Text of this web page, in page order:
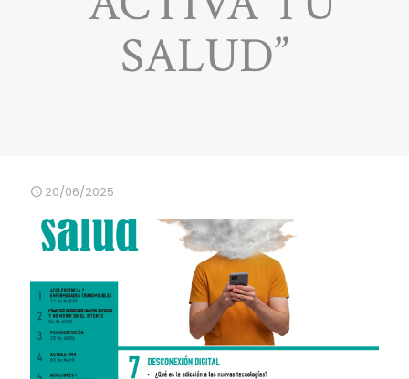
SALUD”
20/06/2025